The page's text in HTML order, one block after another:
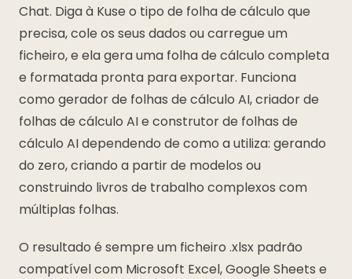
Chat. Diga à Kuse o tipo de folha de cálculo que
precisa, cole os seus dados ou carregue um
ficheiro, e ela gera uma folha de cálculo completa
e formatada pronta para exportar. Funciona
como gerador de folhas de cálculo AI, criador de
folhas de cálculo AI e construtor de folhas de
cálculo AI dependendo de como a utiliza: gerando
do zero, criando a partir de modelos ou
construindo livros de trabalho complexos com
múltiplas folhas.
O resultado é sempre um ficheiro .xlsx padrão
compatível com Microsoft Excel, Google Sheets e